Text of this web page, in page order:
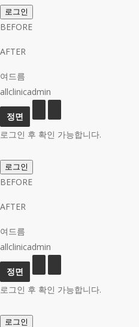
로그인
BEFORE
AFTER
여드름
allclinicadmin
로그인 후 확인 가능합니다.
로그인
BEFORE
AFTER
여드름
allclinicadmin
로그인 후 확인 가능합니다.
로그인